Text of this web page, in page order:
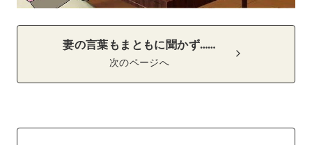
妻の言葉もまともに聞かず……
次のページへ